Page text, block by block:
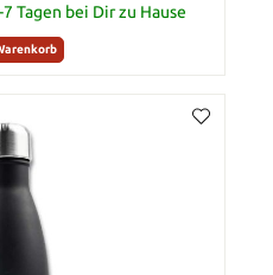
Tagen bei Dir zu Hause